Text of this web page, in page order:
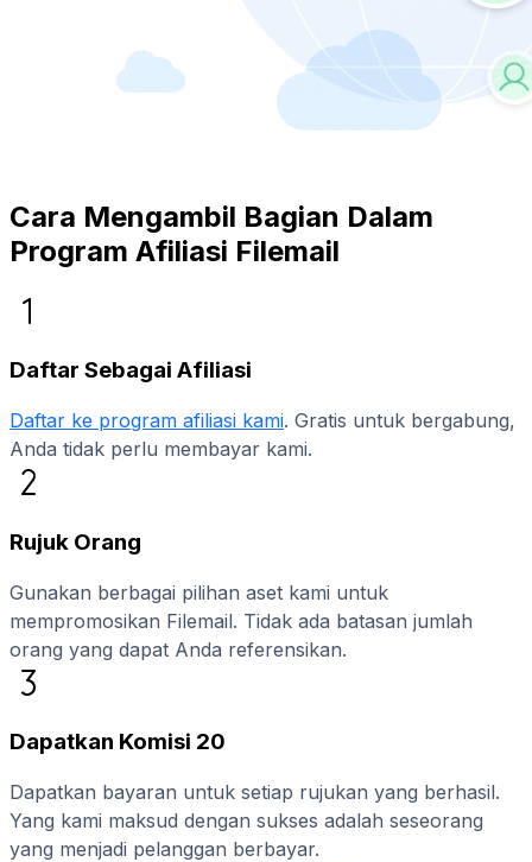
Cara Mengambil Bagian Dalam
Program Afiliasi Filemail
Daftar Sebagai Afiliasi
Daftar ke program afiliasi kami. Gratis untuk bergabung,
Anda tidak perlu membayar kami.
Rujuk Orang
Gunakan berbagai pilihan aset kami untuk
mempromosikan Filemail. Tidak ada batasan jumlah
orang yang dapat Anda referensikan.
Dapatkan Komisi 20
Dapatkan bayaran untuk setiap rujukan yang berhasil.
Yang kami maksud dengan sukses adalah seseorang
yang menjadi pelanggan berbayar.